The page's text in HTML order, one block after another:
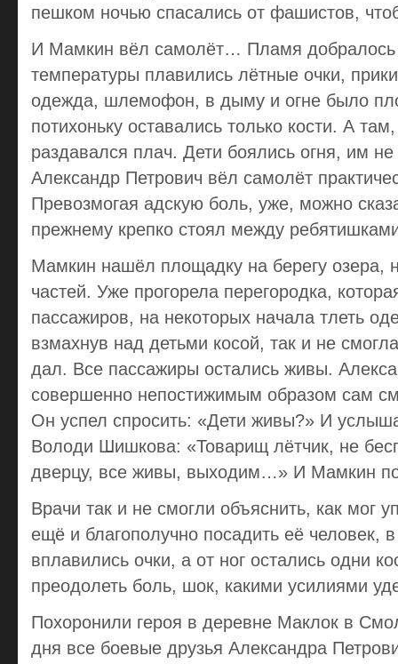
пешком ночью спасались от фашистов,
И Мамкин вёл самолёт… Пламя добралось
температуры плавились лётные очки,
одежда, шлемофон, в дыму и огне было
потихоньку оставались только кости. А
раздавался плач. Дети боялись огня, им не
Александр Петрович вёл самолёт
Превозмогая адскую боль, уже, можно
прежнему крепко стоял между
Мамкин нашёл площадку на берегу озера,
частей. Уже прогорела перегородка,
пассажиров, на некоторых начала тлеть
взмахнув над детьми косой, так и не
дал. Все пассажиры остались живы.
совершенно непостижимым образом сам
Он успел спросить: «Дети живы?» И
Володи Шишкова: «Товарищ лётчик, не
дверцу, все живы, выходим…» И Мамкин
Врачи так и не смогли объяснить, как мог
ещё и благополучно посадить её человек, в
вплавились очки, а от ног остались одни
преодолеть боль, шок, какими усилиями
Похоронили героя в деревне Маклок в
дня все боевые друзья Александра